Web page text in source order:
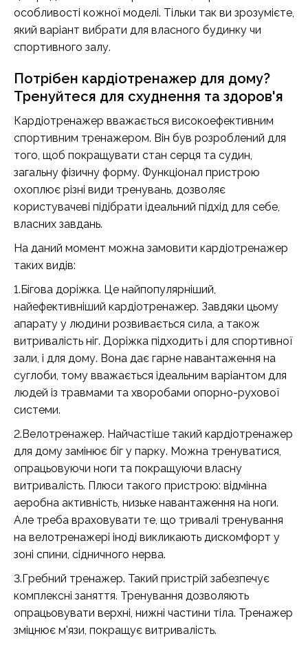
особливості кожної моделі. Тільки так ви зрозумієте,
який варіант вибрати для власного будинку чи
спортивного залу.
Потрібен кардіотренажер для дому?
Тренуйтеся для схуднення та здоров'я
Кардіотренажер вважається високоефективним
спортивним тренажером. Він був розроблений для
того, щоб покращувати стан серця та судин,
загальну фізичну форму. Функціонал пристрою
охоплює різні види тренувань, дозволяє
користувачеві підібрати ідеальний підхід для себе,
власних завдань.
На даний момент можна замовити кардіотренажер
таких видів:
1.Бігова доріжка. Це найпопулярніший,
найефективніший кардіотренажер. Завдяки цьому
апарату у людини розвивається сила, а також
витривалість ніг. Доріжка підходить і для спортивної
зали, і для дому. Вона дає гарне навантаження на
суглоби, тому вважається ідеальним варіантом для
людей із травмами та хворобами опорно-рухової
системи.
2.Велотренажер. Найчастіше такий кардіотренажер
для дому замінює біг у парку. Можна тренуватися,
опрацьовуючи ноги та покращуючи власну
витривалість. Плюси такого пристрою: відмінна
аеробна активність, низьке навантаження на ноги.
Але треба враховувати те, що тривалі тренування
на велотренажері іноді викликають дискомфорт у
зоні спини, сідничного нерва.
3.Гребний тренажер. Такий пристрій забезпечує
комплексні заняття. Тренування дозволяють
опрацьовувати верхні, нижні частини тіла. Тренажер
зміцнює м'язи, покращує витривалість.